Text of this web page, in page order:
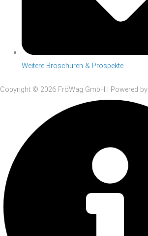
Weitere Broschüren & Prospekte
Copyright © 2026 FröWag GmbH | Powered by